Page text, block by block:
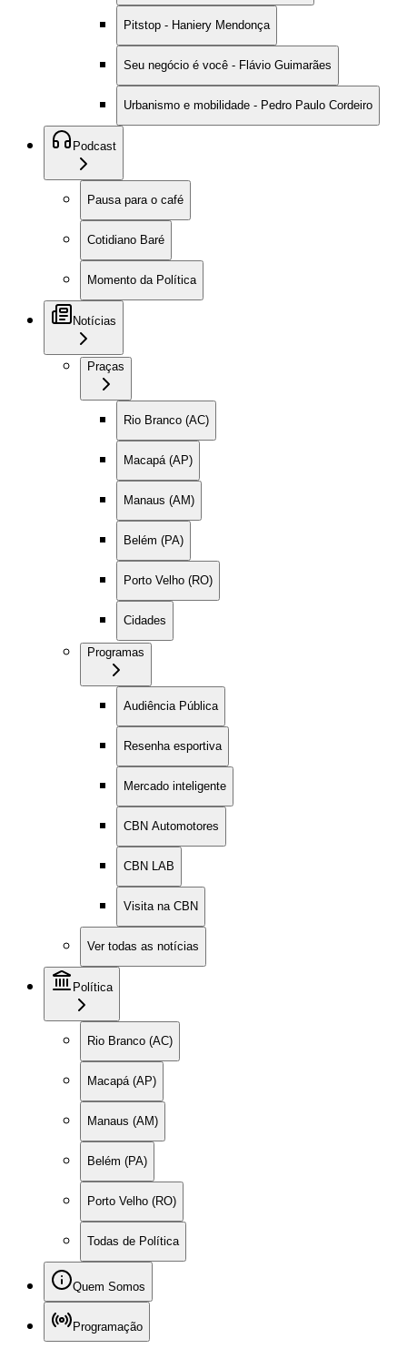
Pitstop - Haniery Mendonça
Seu negócio é você - Flávio Guimarães
Urbanismo e mobilidade - Pedro Paulo Cordeiro
Podcast
Pausa para o café
Cotidiano Baré
Momento da Política
Notícias
Praças
Rio Branco (AC)
Macapá (AP)
Manaus (AM)
Belém (PA)
Porto Velho (RO)
Cidades
Programas
Audiência Pública
Resenha esportiva
Mercado inteligente
CBN Automotores
CBN LAB
Visita na CBN
Ver todas as notícias
Política
Rio Branco (AC)
Macapá (AP)
Manaus (AM)
Belém (PA)
Porto Velho (RO)
Todas de Política
Quem Somos
Programação